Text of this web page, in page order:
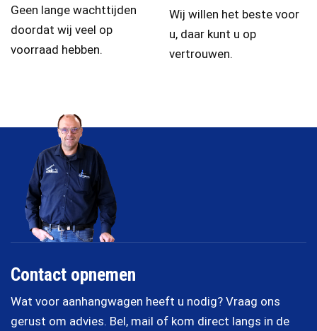
Geen lange wachttijden
doordat wij veel op
voorraad hebben.
Wij willen het beste voor
u, daar kunt u op
vertrouwen.
Contact opnemen
Wat voor aanhangwagen heeft u nodig? Vraag ons
gerust om advies. Bel, mail of kom direct langs in de